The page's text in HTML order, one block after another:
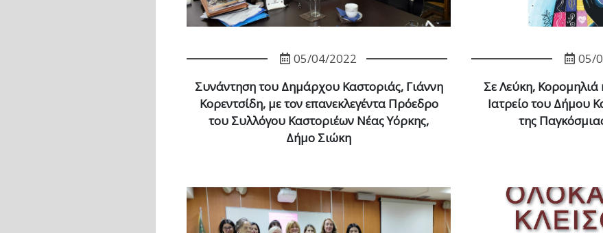
05/04/2022
Συνάντηση του Δημάρχου Καστοριάς, Γιάννη
Κορεντσίδη, με τον επανεκλεγέντα Πρόεδρο
του Συλλόγου Καστοριέων Νέας Υόρκης,
Δήμο Σιώκη
05/
Σε Λεύκη, Κορομηλιά
Ιατρείο του Δήμου
της